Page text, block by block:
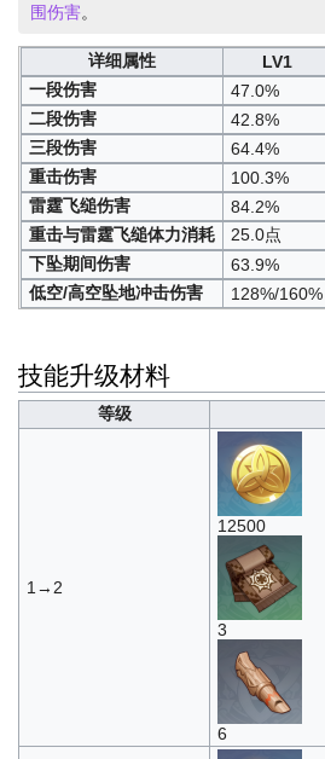
围伤害。
详细属性 LV1
一段伤害
47.0%
二段伤害
42.8%
三段伤害
64.4%
重击伤害
100.3%
雷霆飞缒伤害
84.2%
重击与雷霆飞缒体力消耗
25.0点
下坠期间伤害
63.9%
低空/高空坠地冲击伤害
128%/160%
技能升级材料
等级
1→2
12500
3
6